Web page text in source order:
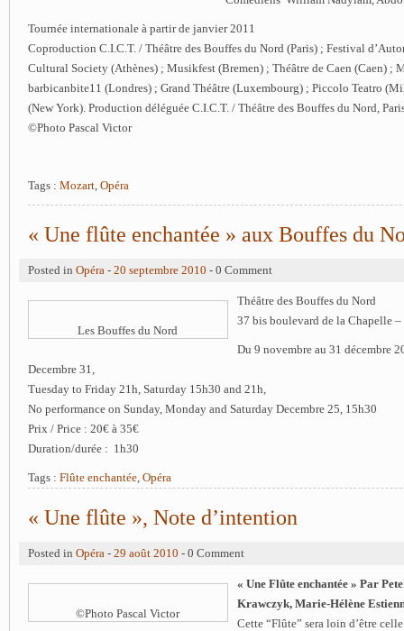
Tournée internationale à partir de janvier 2011
Coproduction C.I.C.T. / Théâtre des Bouffes du Nord (Paris) ; Festival
Cultural Society (Athènes) ; Musikfest (Bremen) ; Théâtre de Caen (Caen) ;
barbicanbite11 (Londres) ; Grand Théâtre (Luxembourg) ; Piccolo Teatro
(New York). Production déléguée C.I.C.T. / Théâtre des Bouffes du Nord,
©Photo Pascal Victor
Tags : Mozart Opéra
« Une flûte enchantée » aux Bouffes du
Posted in Opéra - 20 septembre 2010 - 0 Comment
Les Bouffes du Nord
Théâtre des Bouffes du Nord
37 bis boulevard de la Chapelle –
Du 9 novembre au 31 décembre
Decembre 31,
Tuesday to Friday 21h, Saturday 15h30 and 21h,
No performance on Sunday, Monday and Saturday Decembre 25, 15h30
Prix / Price : 20€ à 35€
Duration/durée : 1h30
Tags : Flûte enchantée Opéra
« Une flûte », Note d’intention
Posted in Opéra - 29 août 2010 - 0 Comment
©Photo Pascal Victor
« Une Flûte enchantée » Par
Krawczyk, Marie-Hélène
Cette “Flûte” sera loin d’être